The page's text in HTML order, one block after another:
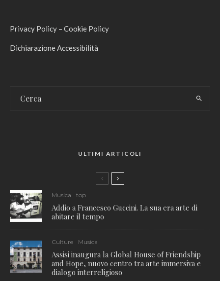
Privacy Policy – Cookie Policy
Dichiarazione Accessibilità
ULTIMI ARTICOLI
Musica top
Addio a Francesco Guccini. La sua era arte di
abitare il tempo
Culture Musica
Assisi inaugura la Global House of Friendship
and Hope, nuovo centro tra arte immersiva e
dialogo interreligioso